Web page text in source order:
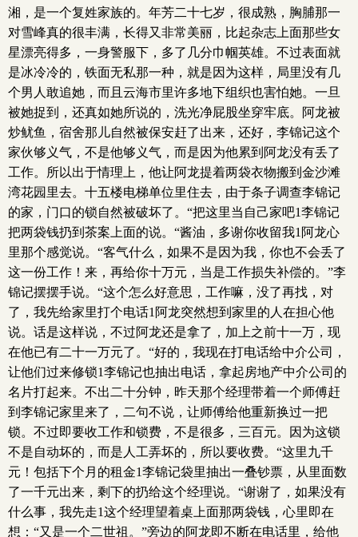
湘，是一个复姓家族的。年芳二十七岁，很成熟，胸脯那一
对雪峰真的很丰满，长得又非常美丽，比起杂志上面那些女
星漂亮得多，一身警服下，多了几分巾帼英雄。不过表面就
是冰冷冷的，铁面无私那一种，就是因为这样，局里没有几
个男人敢追她，而且云海市里许多地下组织也害怕她。一旦
被她捉到，还真如她所说的，洗光净屁股坐穿牢底。阿龙被
炒鱿鱼，宿舍那儿自然被保安赶了出来，还好，李锦记这个
家伙够义气，不是他够义气，而是因为他累到阿龙没有丢了
工作。所以出于情理上，他让阿龙提着两袋衣物搬到金沙滩
湾花园里去。十五楼电梯单位里住去，由于条子调查李锦记
的家，门口的锁自然被破坏了。“把这里当自己家吧1李锦记
把两袋钱扔到茶案上面的说。“酱油，多谢你收留我1阿龙心
里那个感觉说。“客气什么，如果不是因为我，你也不会丢了
这一份工作！来，再给你十万元，当是工作损失补偿的。”李
锦记摆摆手说。“这个怎么好意思，工作嘛，没了再找，对
了，我先给家里打个电话1阿龙突然想到家里的人在担心他
说。话是这样说，不过阿龙还是拿了，加上之前十一万，现
在他已有二十一万元了。“好的，我现在打电话给中介公司，
让他们过来修锁1李锦记也抽出电话，拿起房地产中介公司的
名片打起来。不出二十分钟，昨天那个经理带着一个师傅赶
到李锦记家里来了，二句不说，让师傅给他重新换过一把
锁。不过即要收工作和锁费，不是很多，三百元。因为这锁
不是自动坏的，而是人工弄坏的，所以要收费。“这里九千
元！包括下个月的租金1李锦记袋里抽出一叠钞票，从里面数
了一千元出来，剩下的扔给这个经理说。“谢谢了，如果没有
什么事，我先走1这个经理望着桌上面那两袋钱，心里即在
想：“又是一个二世祖。”旁边的阿龙即不断在电话里，给他